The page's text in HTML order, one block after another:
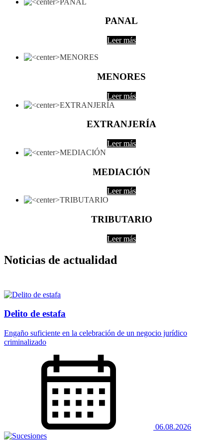
PANAL
Leer más
MENORES
Leer más
EXTRANJERÍA
Leer más
MEDIACIÓN
Leer más
TRIBUTARIO
Leer más
Noticias de actualidad
Delito de estafa
Engaño suficiente en la celebración de un negocio jurídico
criminalizado
06.08.2026